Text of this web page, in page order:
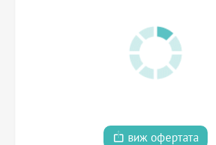
виж офертата